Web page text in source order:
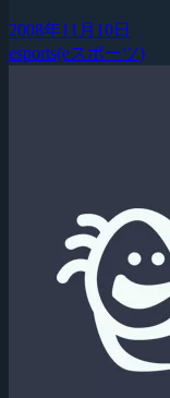
2008年11月10日
esports(eスポーツ)